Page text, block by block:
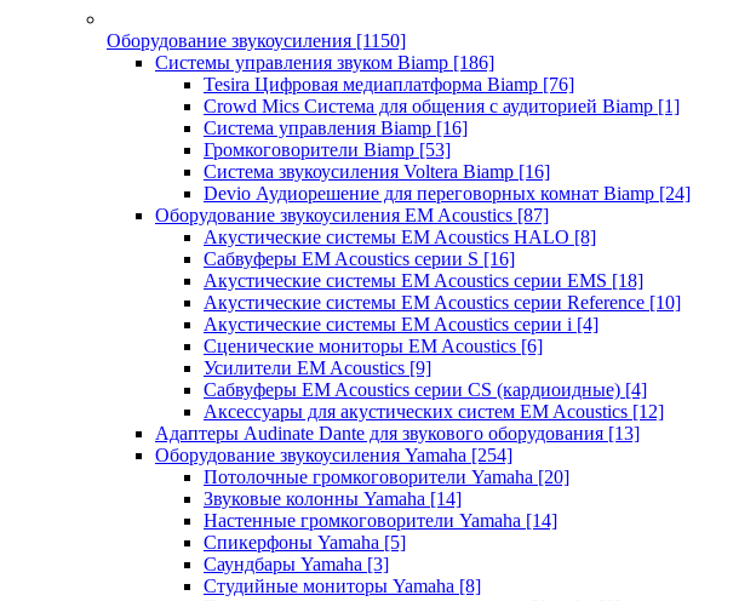
Оборудование звукоусиления [1150]
Системы управления звуком Biamp [186]
Tesira Цифровая медиаплатформа Biamp [76]
Crowd Mics Система для общения с аудиторией Biamp [1]
Система управления Biamp [16]
Громкоговорители Biamp [53]
Система звукоусиления Voltera Biamp [16]
Devio Аудиорешение для переговорных комнат Biamp [24]
Оборудование звукоусиления EM Acoustics [87]
Акустические системы EM Acoustics HALO [8]
Сабвуферы EM Acoustics серии S [16]
Акустические системы EM Acoustics серии EMS [18]
Акустические системы EM Acoustics серии Reference [10]
Акустические системы EM Acoustics серии i [4]
Сценические мониторы EM Acoustics [6]
Усилители EM Acoustics [9]
Сабвуферы EM Acoustics серии CS (кардиоидные) [4]
Аксессуары для акустических систем EM Acoustics [12]
Адаптеры Audinate Dante для звукового оборудования [13]
Оборудование звукоусиления Yamaha [254]
Потолочные громкоговорители Yamaha [20]
Звуковые колонны Yamaha [14]
Настенные громкоговорители Yamaha [14]
Спикерфоны Yamaha [5]
Саундбары Yamaha [3]
Студийные мониторы Yamaha [8]